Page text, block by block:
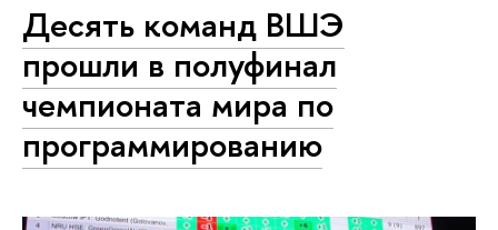
Десять команд ВШЭ
прошли в полуфинал
чемпионата мира по
программированию